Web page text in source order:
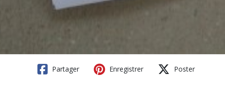
Partager Enregistrer Poster